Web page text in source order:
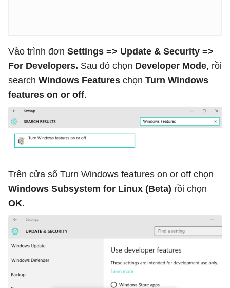
Vào trình đơn Settings => Update & Security =>
For Developers. Sau đó chọn Developer Mode, rồi
search Windows Features chọn Turn Windows
features on or off.
Trên cửa sổ Turn Windows features on or off chọn
Windows Subsystem for Linux (Beta) rồi chọn
OK.